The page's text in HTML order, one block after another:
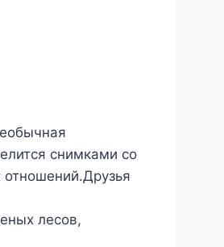
снимками со
лесов,